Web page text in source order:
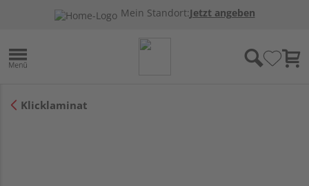
Mein Standort:Jetzt angeben
Klicklaminat